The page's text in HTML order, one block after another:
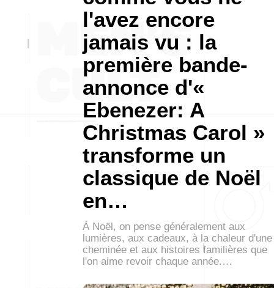
l'avez encore
jamais vu : la
première bande-
annonce d'«
Ebenezer: A
Christmas Carol »
transforme un
classique de Noël
en…
À Noël, on pense généralement aux
lumières, aux cadeaux, à la chaleur d'une
cheminée et aux histoires familières que
l'on aime revoir chaque année.…